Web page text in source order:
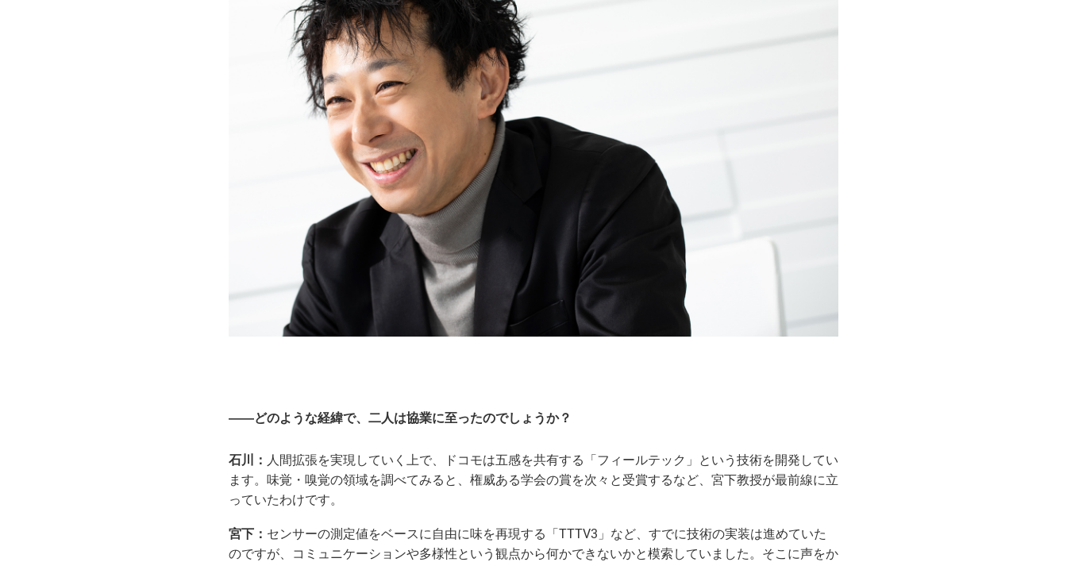
――どのような経緯で、二人は協業に至ったのでしょうか？
石川： 人間拡張を実現していく上で、ドコモは五感を共有する「フィールテック」という技術を開発してい
ます。味覚・嗅覚の領域を調べてみると、権威ある学会の賞を次々と受賞するなど、宮下教授が最前線に立
っていたわけです。
宮下： センサーの測定値をベースに自由に味を再現する「TTTV3」など、すでに技術の実装は進めていた
のですが、コミュニケーションや多様性という観点から何かできないかと模索していました。そこに声をか